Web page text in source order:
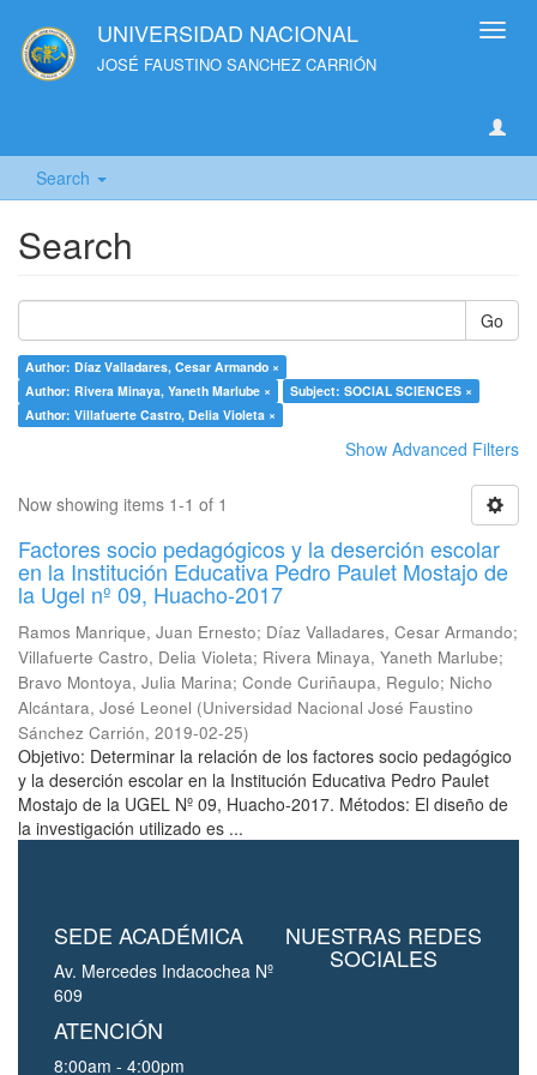
UNIVERSIDAD NACIONAL
JOSÉ FAUSTINO SANCHEZ CARRIÓN
Search
Search
Go
Author: Díaz Valladares, Cesar Armando ×
Author: Rivera Minaya, Yaneth Marlube ×
Subject: SOCIAL SCIENCES ×
Author: Villafuerte Castro, Delia Violeta ×
Show Advanced Filters
Now showing items 1-1 of 1
Factores socio pedagógicos y la deserción escolar
en la Institución Educativa Pedro Paulet Mostajo de
la Ugel nº 09, Huacho-2017
Ramos Manrique, Juan Ernesto; Díaz Valladares, Cesar Armando;
Villafuerte Castro, Delia Violeta; Rivera Minaya, Yaneth Marlube;
Bravo Montoya, Julia Marina; Conde Curiñaupa, Regulo; Nicho
Alcántara, José Leonel (Universidad Nacional José Faustino
Sánchez Carrión, 2019-02-25)
Objetivo: Determinar la relación de los factores socio pedagógico
y la deserción escolar en la Institución Educativa Pedro Paulet
Mostajo de la UGEL Nº 09, Huacho-2017. Métodos: El diseño de
la investigación utilizado es ...
SEDE ACADÉMICA
Av. Mercedes Indacochea Nº
609
ATENCIÓN
8:00am - 4:00pm
NUESTRAS REDES
SOCIALES